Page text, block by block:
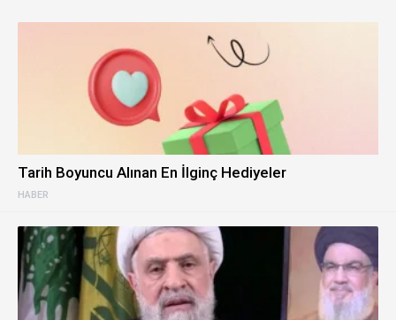
HABER
Tarih Boyuncu Alınan En İlginç Hediyeler